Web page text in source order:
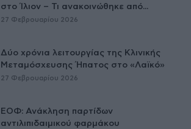
στο Ίλιον – Τι ανακοινώθηκε από...
27 Φεβρουαρίου 2026
Δύο χρόνια λειτουργίας της Κλινικής
Μεταμόσχευσης Ήπατος στο «Λαϊκό»
27 Φεβρουαρίου 2026
ΕΟΦ: Ανάκληση παρτίδων
αντιλιπιδαιμικού φαρμάκου